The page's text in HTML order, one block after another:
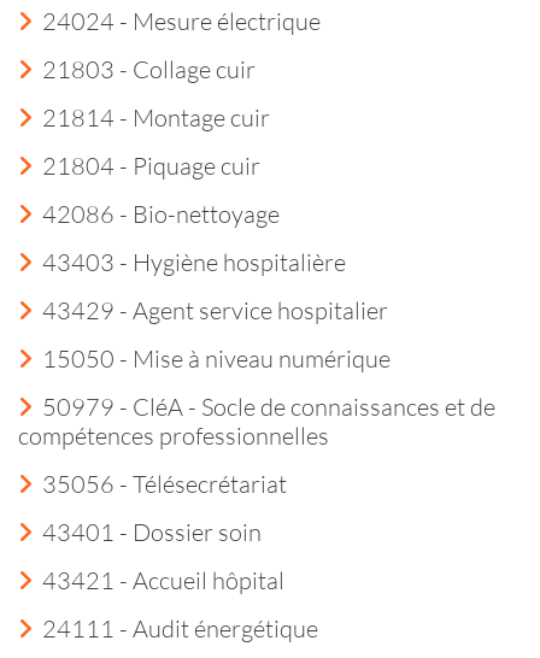
24024 - Mesure électrique
21803 - Collage cuir
21814 - Montage cuir
21804 - Piquage cuir
42086 - Bio-nettoyage
43403 - Hygiène hospitalière
43429 - Agent service hospitalier
15050 - Mise à niveau numérique
50979 - CléA - Socle de connaissances et de
compétences professionnelles
35056 - Télésecrétariat
43401 - Dossier soin
43421 - Accueil hôpital
24111 - Audit énergétique